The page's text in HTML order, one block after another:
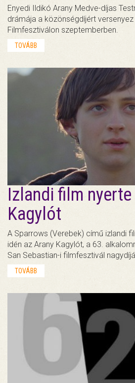
Enyedi Ildikó Arany Medve-díjas
drámája a közönségdíjért
Filmfesztiválon szeptemberben.
TOVÁBB
Izlandi film nyerte
Kagylót
A Sparrows (Verebek) című izlandi
idén az Arany Kagylót, a 63.
San Sebastian-i filmfesztivál
TOVÁBB